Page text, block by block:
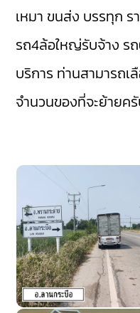
เหมา ขนส่ง บรรทุก ร
รถ4ล้อใหญ่รับจ้าง ร
บริการ ท่านสามารถเ
จำนวนของที่จะย้ายค